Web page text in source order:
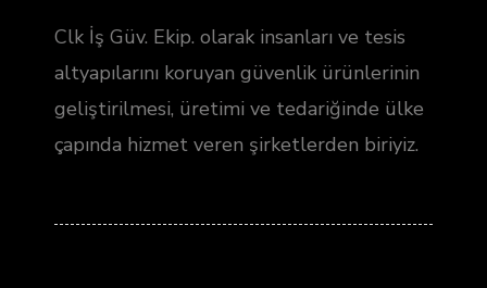
Clk İş Güv. Ekip. olarak insanları ve tesis
altyapılarını koruyan güvenlik ürünlerinin
geliştirilmesi, üretimi ve tedariğinde ülke
çapında hizmet veren şirketlerden biriyiz.